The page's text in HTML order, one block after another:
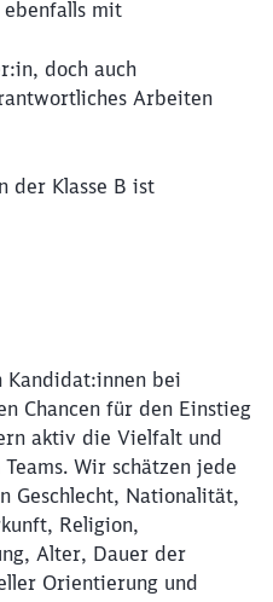
mit
doch auch
Arbeiten
der Klasse B ist
Kandidat:innen bei
Chancen für den Einstieg
aktiv die Vielfalt und
Wir schätzen jede
Geschlecht, Nationalität,
Religion,
Alter, Dauer der
Orientierung und